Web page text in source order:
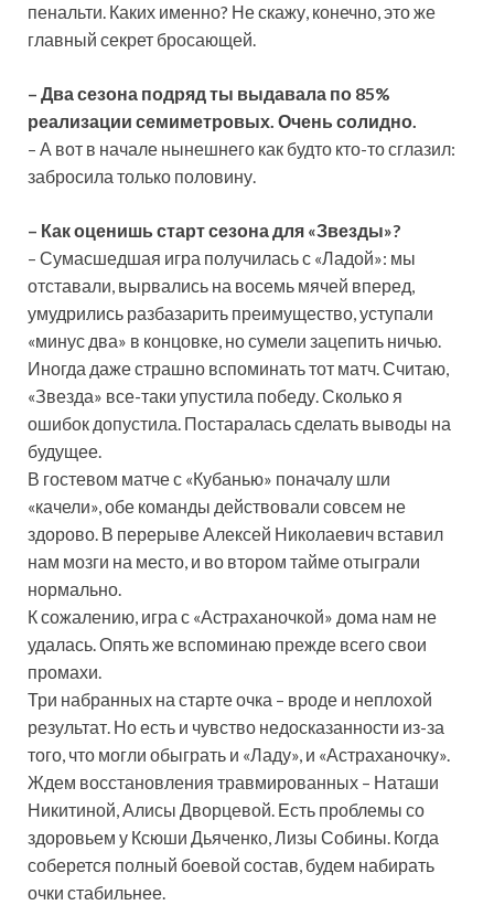
пенальти. Каких именно? Не скажу, конечно, это же
главный секрет бросающей.
– Два сезона подряд ты выдавала по 85%
реализации семиметровых. Очень солидно.
– А вот в начале нынешнего как будто кто-то сглазил:
забросила только половину.
– Как оценишь старт сезона для «Звезды»?
– Сумасшедшая игра получилась с «Ладой»: мы
отставали, вырвались на восемь мячей вперед,
умудрились разбазарить преимущество, уступали
«минус два» в концовке, но сумели зацепить ничью.
Иногда даже страшно вспоминать тот матч. Считаю,
«Звезда» все-таки упустила победу. Сколько я
ошибок допустила. Постаралась сделать выводы на
будущее.
В гостевом матче с «Кубанью» поначалу шли
«качели», обе команды действовали совсем не
здорово. В перерыве Алексей Николаевич вставил
нам мозги на место, и во втором тайме отыграли
нормально.
К сожалению, игра с «Астраханочкой» дома нам не
удалась. Опять же вспоминаю прежде всего свои
промахи.
Три набранных на старте очка – вроде и неплохой
результат. Но есть и чувство недосказанности из-за
того, что могли обыграть и «Ладу», и «Астраханочку».
Ждем восстановления травмированных – Наташи
Никитиной, Алисы Дворцевой. Есть проблемы со
здоровьем у Ксюши Дьяченко, Лизы Собины. Когда
соберется полный боевой состав, будем набирать
очки стабильнее.